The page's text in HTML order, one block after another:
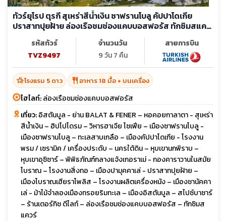
ทัวร์ยุโรป ตุรกี สุเหร่าสีน้ำเงิน ซาฟรานโบลู คัปปาโดเกีย
ปราสาทปุยฝ้าย ล่องเรือชมช่องแคบบอสฟอรัส ทักซิมสแคว
รหัสทัวร์
TVZ9497
จำนวนวัน
9 วัน 7 คืน
สายการบิน
hotel_classโรงแรม 5 ดาว restaurant อาหาร 18 มื้อ + บนเครื่อง
ไฮไลท์:ล่องเรือชมช่องแคบบอสฟอรัส
เที่ยว:อิสตันบูล - ย่าน BALAT & FENER – หอคอยกาลาตา - สุเหร่า
สีน้ำเงิน – ฮิปโปโดรม – วิหารฮาเจีย โซเฟีย – เมืองซาฟรานโบลู -
เมืองซาฟรานโบลู – ทะเลสาบเกลือ – เมืองคัปปาโดเกีย - โรงงาน
พรม / เซรามิค / เครื่องประดับ – นครใต้ดิน – หุบเขานกพิราบ –
หุบเขาอุซิซาร์ – พิพิธภัณฑ์กลางแจ้งเกอราเม่ - กองคาราวานในสมัย
โบราณ – โรงงานสิ่งทอ – เมืองปามุคคาเล่ - ปราสาทปุยฝ้าย –
เมืองโบราณเฮียราโพลิส – โรงงานผลิตเครื่องหนัง – เมืองชานัคคา
เล่ - ม้าไม้จำลองเมืองทรอยริมทะเล – เมืองอิสตันบูล – สไปซ์บาซาร์
– ร้านเตอร์กิช ดีไลท์ – ล่องเรือชมช่องแคบบอสฟอรัส – ทักซิมส
แควร์